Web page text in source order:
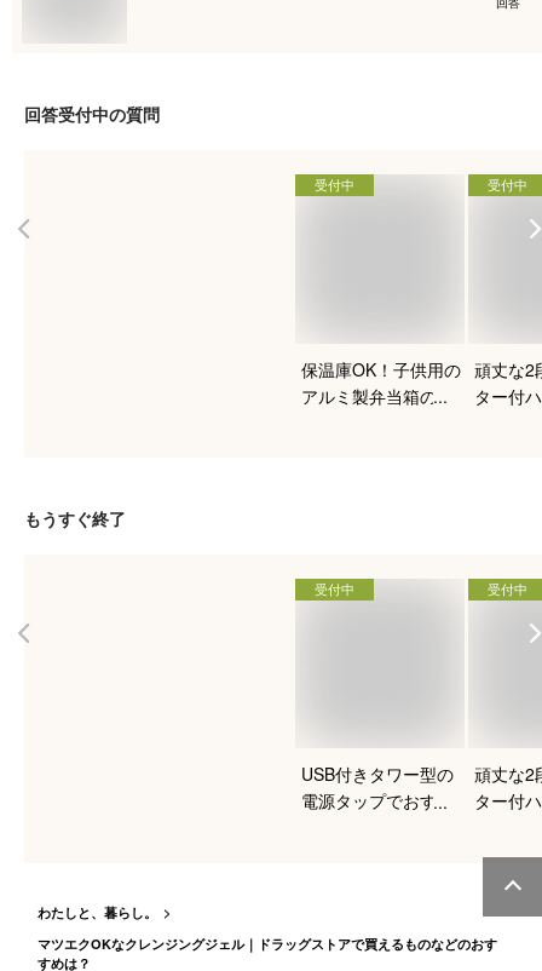
回答受付中の質問
受付中
保温庫OK！子供用の
アルミ製弁当箱のお
受付中
頑丈な2
ター付
もうすぐ終了
受付中
USB付きタワー型の
電源タップでおすす
受付中
頑丈な2
ター付
たい！
わたしと、暮らし。
マツエクOKなクレンジングジェル｜ドラッグストアで買えるものなどのおす
すめは？